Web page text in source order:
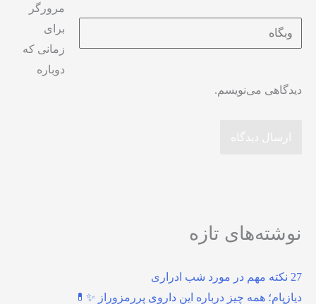
وبگاه
مرورگر
برای
زمانی که
دوباره
دیدگاهی می‌نویسم.
نوشته‌های تازه
27 نکته مهم در مورد شب ادراری
دیازپام؛ همه چیز درباره این داروی پررمزوراز ✨💊